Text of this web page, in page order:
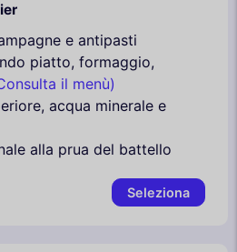
e antipasti
piatto, formaggio,
il menù)
acqua minerale e
alla prua del battello
Seleziona